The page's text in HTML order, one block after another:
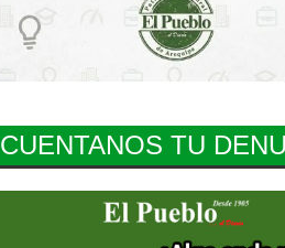
CUENTANOS TU